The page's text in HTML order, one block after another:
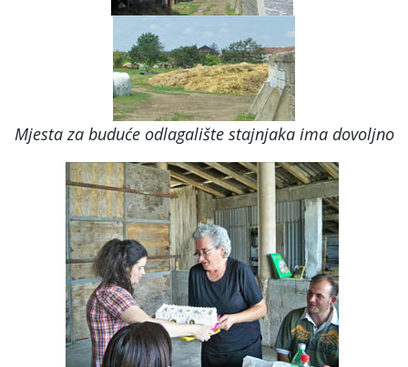
Mjesta za buduće odlagalište stajnjaka ima dovoljno